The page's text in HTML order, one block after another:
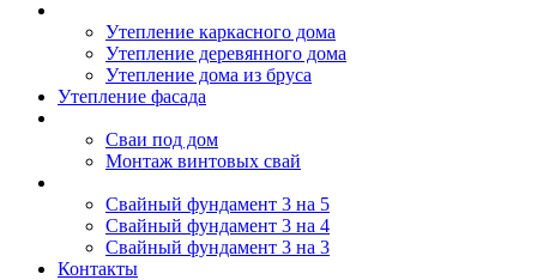
Утепление каркасного дома
Утепление деревянного дома
Утепление дома из бруса
Утепление фасада
Сваи под дом
Монтаж винтовых свай
Свайный фундамент 3 на 5
Свайный фундамент 3 на 4
Свайный фундамент 3 на 3
Контакты